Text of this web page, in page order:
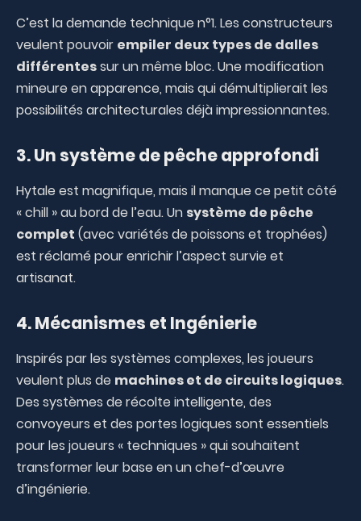
C’est la demande technique n°1. Les constructeurs
veulent pouvoir empiler deux types de dalles
différentessur un même bloc. Une modification
mineure en apparence, mais qui démultiplierait les
possibilités architecturales déjà impressionnantes.
3. Un système de pêche approfondi
Hytale est magnifique, mais il manque ce petit côté
« chill » au bord de l’eau. Un système de pêche
complet (avec variétés de poissons et trophées)
est réclamé pour enrichir l’aspect survie et
artisanat.
4. Mécanismes et Ingénierie
Inspirés par les systèmes complexes, les joueurs
veulent plus de machines et de circuits logiques.
Des systèmes de récolte intelligente, des
convoyeurs et des portes logiques sont essentiels
pour les joueurs « techniques » qui souhaitent
transformer leur base en un chef-d’œuvre
d’ingénierie.